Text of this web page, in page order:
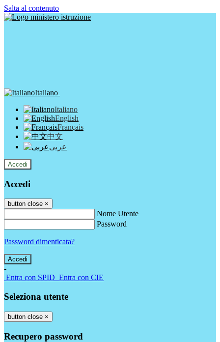
Salta al contenuto
Italiano
Italiano
English
Français
中文
عربى
Accedi
Accedi
button close ×
Nome Utente
Password
Password dimenticata?
-
Entra con SPID Entra con CIE
Seleziona utente
button close ×
Recupero password